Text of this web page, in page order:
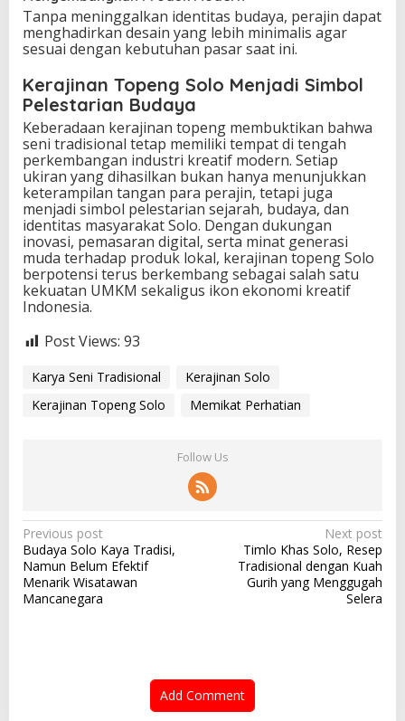
Tanpa meninggalkan identitas budaya, perajin dapat
menghadirkan desain yang lebih minimalis agar
sesuai dengan kebutuhan pasar saat ini.
Kerajinan Topeng Solo Menjadi Simbol
Pelestarian Budaya
Keberadaan kerajinan topeng membuktikan bahwa
seni tradisional tetap memiliki tempat di tengah
perkembangan industri kreatif modern. Setiap
ukiran yang dihasilkan bukan hanya menunjukkan
keterampilan tangan para perajin, tetapi juga
menjadi simbol pelestarian sejarah, budaya, dan
identitas masyarakat Solo. Dengan dukungan
inovasi, pemasaran digital, serta minat generasi
muda terhadap produk lokal, kerajinan topeng Solo
berpotensi terus berkembang sebagai salah satu
kekuatan UMKM sekaligus ikon ekonomi kreatif
Indonesia.
Post Views: 93
Karya Seni Tradisional
Kerajinan Solo
Kerajinan Topeng Solo
Memikat Perhatian
Follow Us
P
o
s
t
Previous post
Budaya Solo Kaya Tradisi,
Namun Belum Efektif
Menarik Wisatawan
Mancanegara
Next post
Timlo Khas Solo, Resep
Tradisional dengan Kuah
Gurih yang Menggugah
Selera
Add Comment